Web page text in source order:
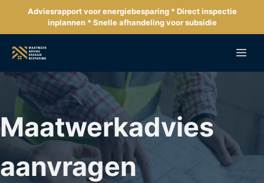
de
inhoud
Adviesrapport voor energiebesparing * Direct inspectie
inplannen * Snelle afhandeling voor subsidie
Maatwerkadvies
aanvragen